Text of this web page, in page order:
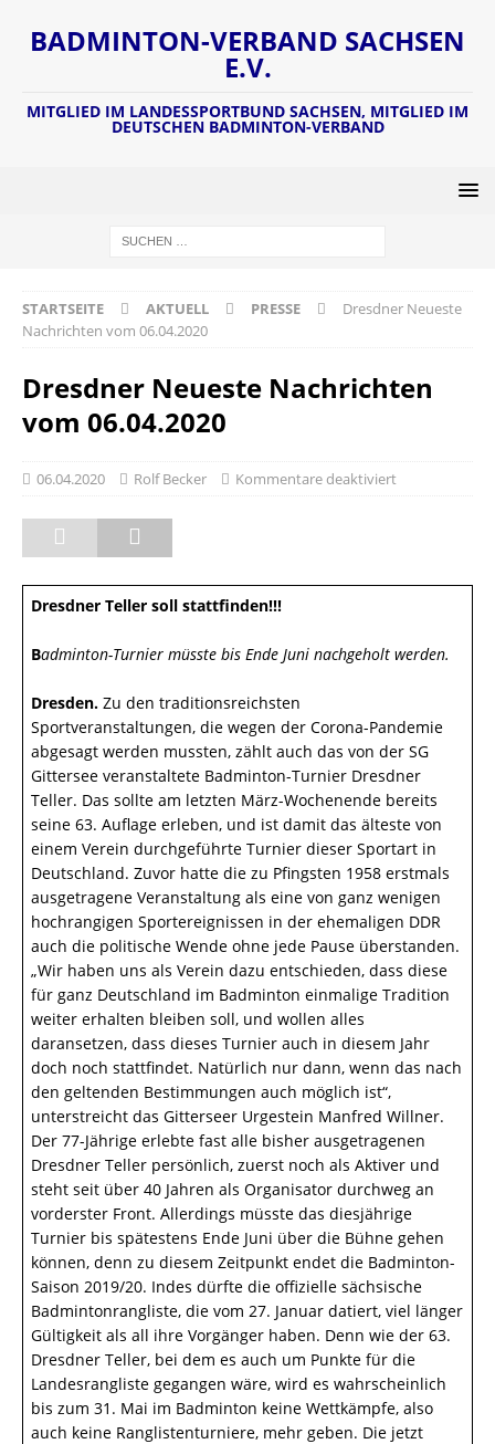
BADMINTON-VERBAND SACHSEN
E.V.
MITGLIED IM LANDESSPORTBUND SACHSEN, MITGLIED IM
DEUTSCHEN BADMINTON-VERBAND
STARTSEITE AKTUELL PRESSE
Dresdner Neueste
Nachrichten vom 06.04.2020
Dresdner Neueste Nachrichten
vom 06.04.2020
06.04.2020 Rolf Becker Kommentare deaktiviert
Dresdner Teller soll stattfinden!!!
Badminton-Turnier müsste bis Ende Juni nachgeholt werden.
Dresden. Zu den traditionsreichsten
Sportveranstaltungen, die wegen der Corona-Pandemie
abgesagt werden mussten, zählt auch das von der SG
Gittersee veranstaltete Badminton-Turnier Dresdner
Teller. Das sollte am letzten März-Wochenende bereits
seine 63. Auflage erleben, und ist damit das älteste von
einem Verein durchgeführte Turnier dieser Sportart in
Deutschland. Zuvor hatte die zu Pfingsten 1958 erstmals
ausgetragene Veranstaltung als eine von ganz wenigen
hochrangigen Sportereignissen in der ehemaligen DDR
auch die politische Wende ohne jede Pause überstanden.
„Wir haben uns als Verein dazu entschieden, dass diese
für ganz Deutschland im Badminton einmalige Tradition
weiter erhalten bleiben soll, und wollen alles
daransetzen, dass dieses Turnier auch in diesem Jahr
doch noch stattfindet. Natürlich nur dann, wenn das nach
den geltenden Bestimmungen auch möglich ist“,
unterstreicht das Gitterseer Urgestein Manfred Willner.
Der 77-Jährige erlebte fast alle bisher ausgetragenen
Dresdner Teller persönlich, zuerst noch als Aktiver und
steht seit über 40 Jahren als Organisator durchweg an
vorderster Front. Allerdings müsste das diesjährige
Turnier bis spätestens Ende Juni über die Bühne gehen
können, denn zu diesem Zeitpunkt endet die Badminton-
Saison 2019/20. Indes dürfte die offizielle sächsische
Badmintonrangliste, die vom 27. Januar datiert, viel länger
Gültigkeit als all ihre Vorgänger haben. Denn wie der 63.
Dresdner Teller, bei dem es auch um Punkte für die
Landesrangliste gegangen wäre, wird es wahrscheinlich
bis zum 31. Mai im Badminton keine Wettkämpfe, also
auch keine Ranglistenturniere, mehr geben. Die jetzt